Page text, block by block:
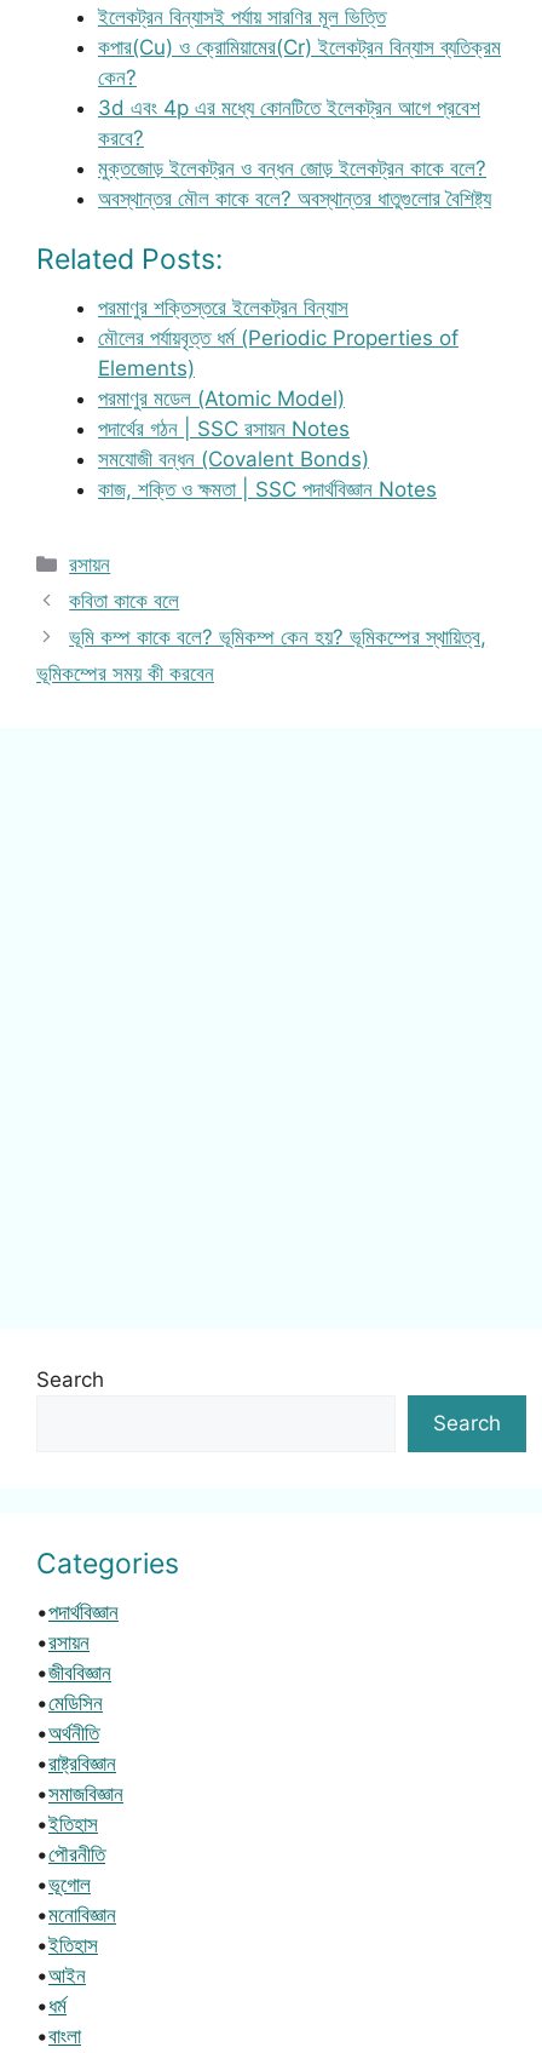
ইলেকট্রন বিন্যাসই পর্যায় সারণির মূল ভিত্তি
কপার(Cu) ও ক্রোমিয়ামের(Cr) ইলেকট্রন বিন্যাস ব্যতিক্রম
কেন?
3d এবং 4p এর মধ্যে কোনটিতে ইলেকট্রন আগে প্রবেশ
করবে?
মুক্তজোড় ইলেকট্রন ও বন্ধন জোড় ইলেকট্রন কাকে বলে?
অবস্থান্তর মৌল কাকে বলে? অবস্থান্তর ধাতুগুলোর বৈশিষ্ট্য
Related Posts:
পরমাণুর শক্তিস্তরে ইলেকট্রন বিন্যাস
মৌলের পর্যায়বৃত্ত ধর্ম (Periodic Properties of
Elements)
পরমাণুর মডেল (Atomic Model)
পদার্থের গঠন | SSC রসায়ন Notes
সমযোজী বন্ধন (Covalent Bonds)
কাজ, শক্তি ও ক্ষমতা | SSC পদার্থবিজ্ঞান Notes
Categories
রসায়ন
কবিতা কাকে বলে
ভূমি কম্প কাকে বলে? ভূমিকম্প কেন হয়? ভূমিকম্পের স্থায়িত্ব,
ভূমিকম্পের সময় কী করবেন
Search
Search
Categories
•পদার্থবিজ্ঞান
•রসায়ন
•জীববিজ্ঞান
•মেডিসিন
•অর্থনীতি
•রাষ্ট্রবিজ্ঞান
•সমাজবিজ্ঞান
•ইতিহাস
•পৌরনীতি
•ভূগোল
•মনোবিজ্ঞান
•ইতিহাস
•আইন
•ধর্ম
•বাংলা